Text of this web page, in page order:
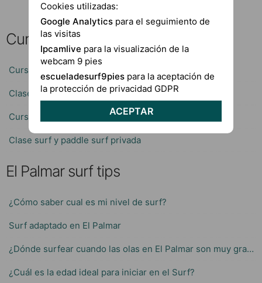
Cursos de surf El Palmar
Curso de surf El Palmar
Clases de surf en Conil
Curso de surf Niños
Clase surf y paddle surf privada
El Palmar surf tips
¿Cómo saber cual es mi nivel de surf?
Surf adaptado en El Palmar
¿Dónde surfear cuando las olas en El Palmar son muy grandes?
¿Cuál es la edad ideal para iniciar en el Surf?
Cookies utilizadas:
Google Analytics para el seguimiento de
las visitas
Ipcamlive para la visualización de la
webcam 9 pies
escueladesurf9pies para la aceptación de
la protección de privacidad GDPR
ACEPTAR